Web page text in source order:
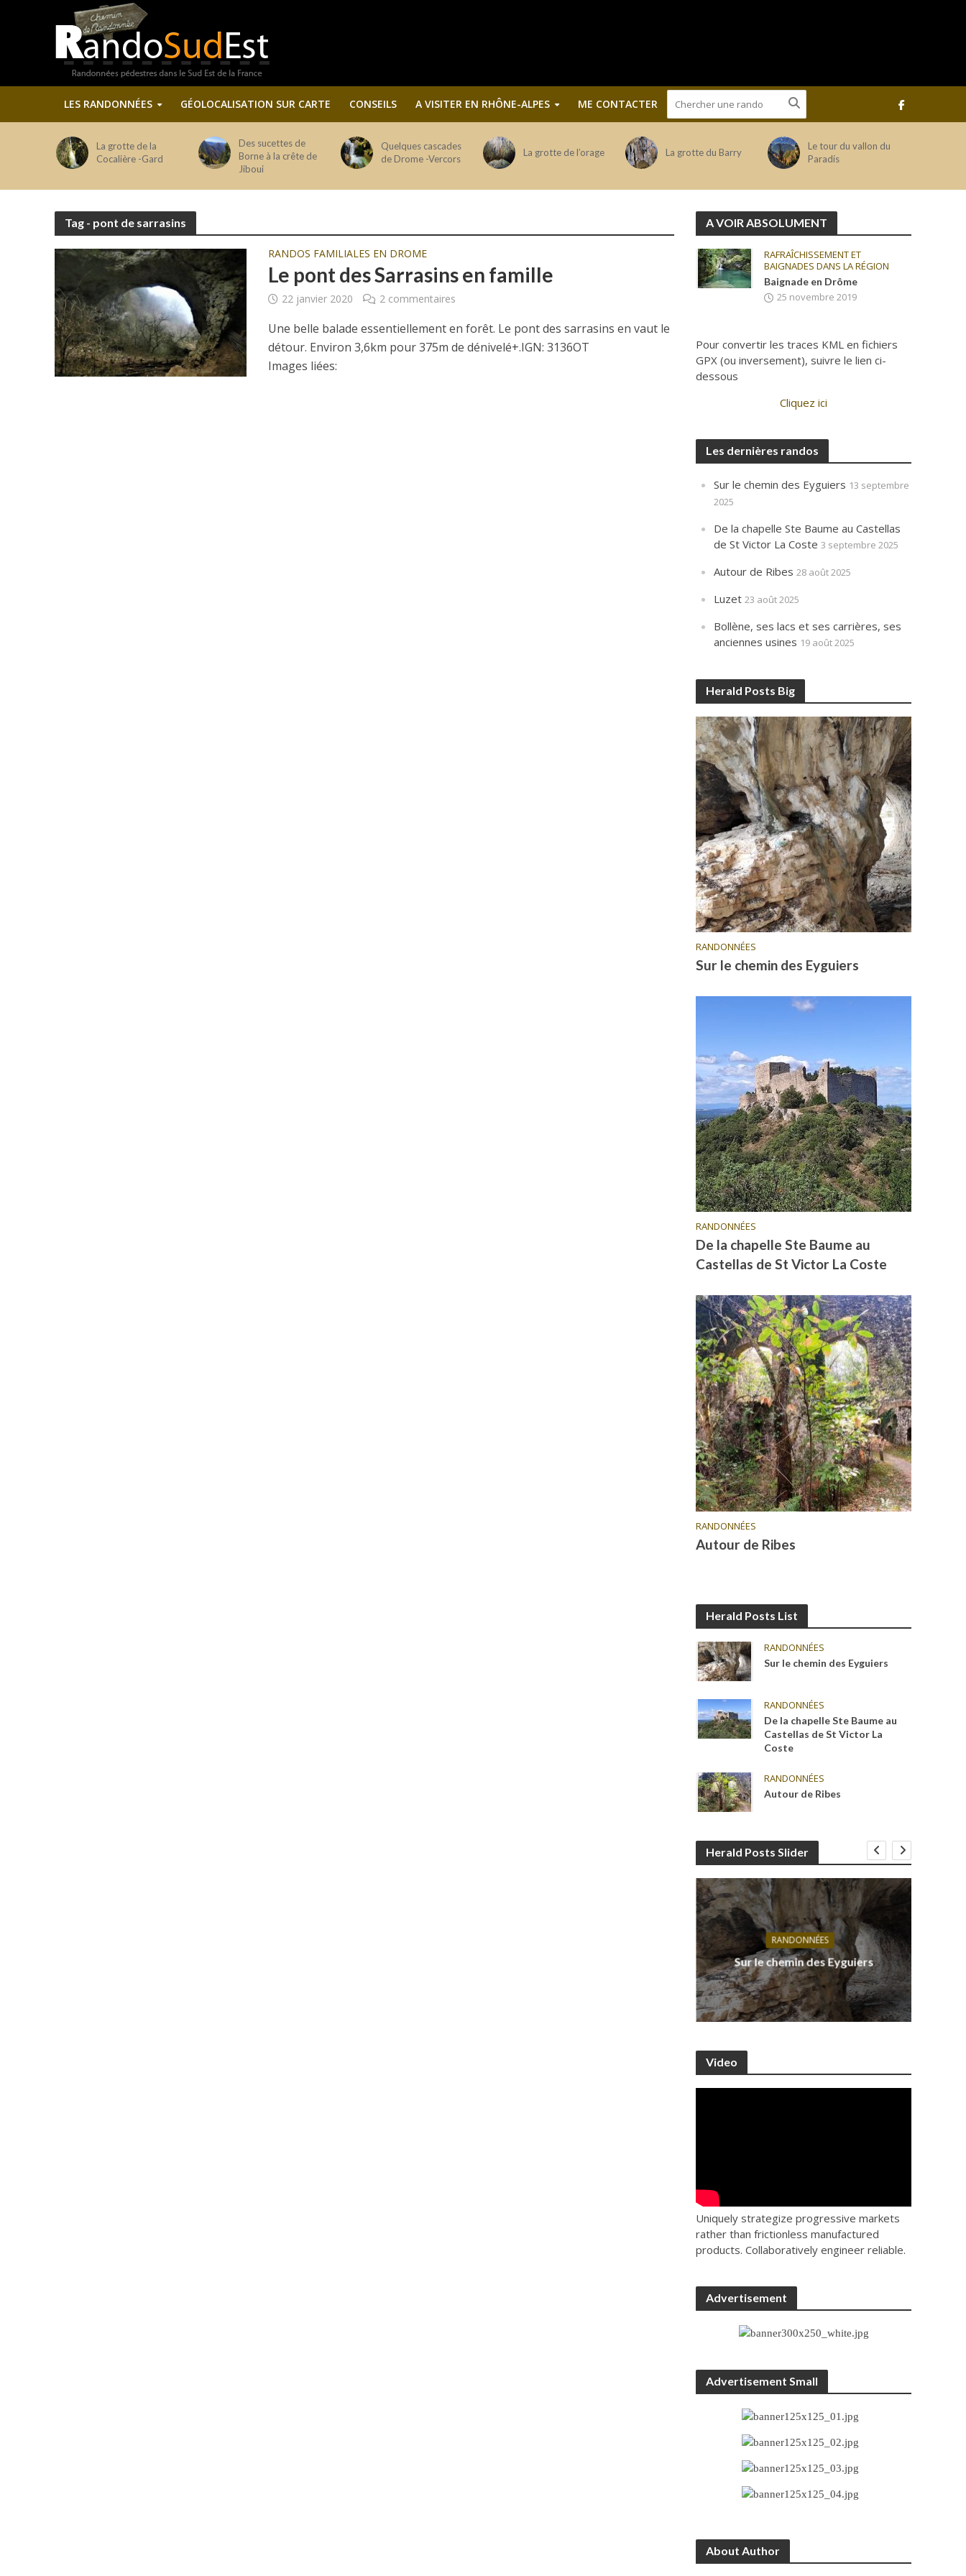
LES RANDONNÉES GÉOLOCALISATION SUR CARTE CONSEILS A VISITER EN RHÔNE-ALPES ME CONTACTER
La grotte de la
Cocalière -Gard
Des sucettes de
Borne à la crête de
Jiboui
Quelques cascades
de Drome -Vercors
La grotte de l’orage La grotte du Barry
Le tour du vallon du
Paradis
Tag - pont de sarrasins
RANDOS FAMILIALES EN DROME
Le pont des Sarrasins en famille
22 janvier 2020 2 commentaires
Une belle balade essentiellement en forêt. Le pont des sarrasins en vaut le
détour. Environ 3,6km pour 375m de dénivelé+.IGN: 3136OT
Images liées:
A VOIR ABSOLUMENT
RAFRAÎCHISSEMENT ET
BAIGNADES DANS LA RÉGION
Baignade en Drôme
25 novembre 2019
Pour convertir les traces KML en fichiers
GPX (ou inversement), suivre le lien ci-
dessous
Cliquez ici
Les dernières randos
Sur le chemin des Eyguiers 13 septembre
2025
De la chapelle Ste Baume au Castellas
de St Victor La Coste 3 septembre 2025
Autour de Ribes 28 août 2025
Luzet 23 août 2025
Bollène, ses lacs et ses carrières, ses
anciennes usines 19 août 2025
Herald Posts Big
RANDONNÉES
Sur le chemin des Eyguiers
RANDONNÉES
De la chapelle Ste Baume au
Castellas de St Victor La Coste
RANDONNÉES
Autour de Ribes
Herald Posts List
RANDONNÉES
Sur le chemin des Eyguiers
RANDONNÉES
De la chapelle Ste Baume au
Castellas de St Victor La
Coste
RANDONNÉES
Autour de Ribes
Herald Posts Slider
RANDONNÉES
Sur le chemin des Eyguiers
Video
Uniquely strategize progressive markets
rather than frictionless manufactured
products. Collaboratively engineer reliable.
Advertisement
Advertisement Small
About Author